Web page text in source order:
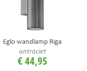
Eglo wandlamp Riga
antraciet
€44,95